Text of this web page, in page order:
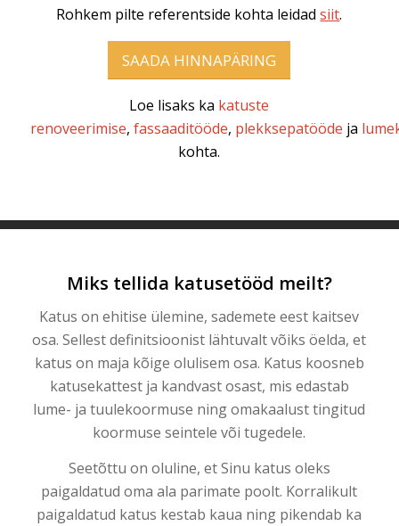
Rohkem pilte referentside kohta leidadsiit.
SAADA HINNAPÄRING
Loe lisaks ka katuste
renoveerimise, fassaaditööde, plekksepatööde ja
kohta.
Miks tellida katusetööd meilt?
Katus on ehitise ülemine, sademete eest kaitsev
osa. Sellest definitsioonist lähtuvalt võiks öelda, et
katus on maja kõige olulisem osa. Katus koosneb
katusekattest ja kandvast osast, mis edastab
lume- ja tuulekoormuse ning omakaalust tingitud
koormuse seintele või tugedele.
Seetõttu on oluline, et Sinu katus oleks
paigaldatud oma ala parimate poolt. Korralikult
paigaldatud katus kestab kaua ning pikendab ka